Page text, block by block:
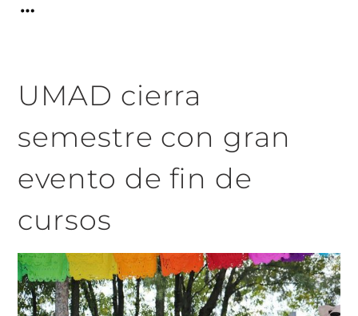
UMAD cierra
semestre con gran
evento de fin de
cursos